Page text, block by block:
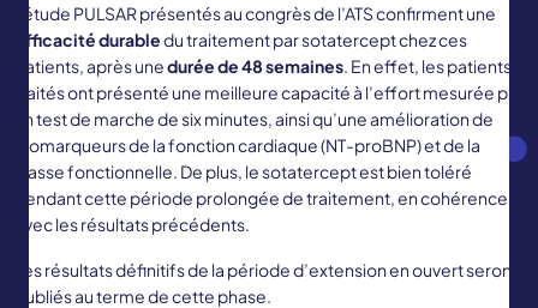
l’étude PULSAR présentés au congrès de l’ATS confirment une
efficacité durabledu traitement par sotatercept chez ces
patients, après unedurée de 48 semaines. En effet, les patients
traités ont présenté une meilleure capacité à l’effort mesurée par
un test de marche de six minutes, ainsi qu’une amélioration de
biomarqueurs de la fonction cardiaque (NT-proBNP) et de la
classe fonctionnelle. De plus, le sotatercept est bien toléré
pendant cette période prolongée de traitement, en cohérence
avec les résultats précédents.
Les résultats définitifs de la période d’extension en ouvert seront
publiés au terme de cette phase.